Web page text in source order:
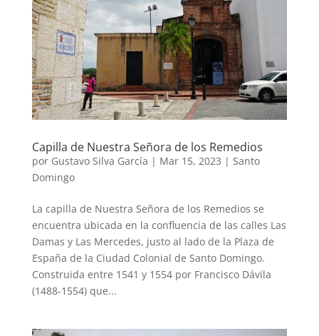
Capilla de Nuestra Señora de los Remedios
por Gustavo Silva García | Mar 15, 2023 | Santo
Domingo
La capilla de Nuestra Señora de los Remedios se
encuentra ubicada en la confluencia de las calles Las
Damas y Las Mercedes, justo al lado de la Plaza de
España de la Ciudad Colonial de Santo Domingo.
Construida entre 1541 y 1554 por Francisco Dávila
(1488-1554) que...